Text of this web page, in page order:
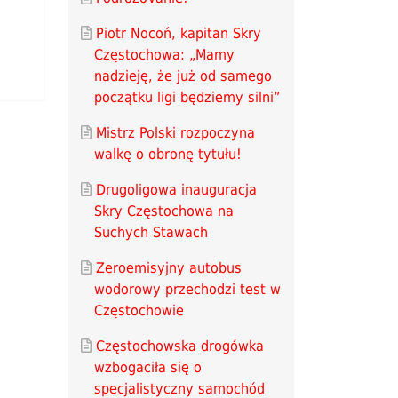
Piotr Nocoń, kapitan Skry
Częstochowa: „Mamy
nadzieję, że już od samego
początku ligi będziemy silni”
Mistrz Polski rozpoczyna
walkę o obronę tytułu!
Drugoligowa inauguracja
Skry Częstochowa na
Suchych Stawach
Zeroemisyjny autobus
wodorowy przechodzi test w
Częstochowie
Częstochowska drogówka
wzbogaciła się o
specjalistyczny samochód